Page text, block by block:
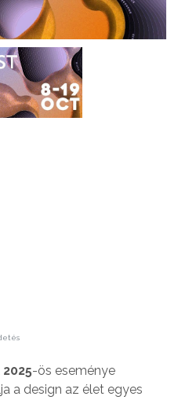
-ös eseménye
a design az élet egyes